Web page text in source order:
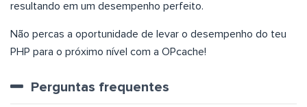
resultando em um desempenho perfeito.
Não percas a oportunidade de levar o desempenho do teu
PHP para o próximo nível com a OPcache!
Perguntas frequentes